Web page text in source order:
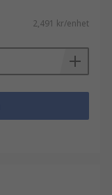
2,491 kr/enhet